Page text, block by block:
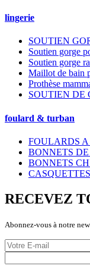
lingerie
SOUTIEN
Soutien gorge
Soutien gorge
Maillot de bain
Prothèse
SOUTIEN DE
foulard & turban
FOULARDS A
BONNETS
BONNETS
RECEVEZ
Abonnez-vous à notre